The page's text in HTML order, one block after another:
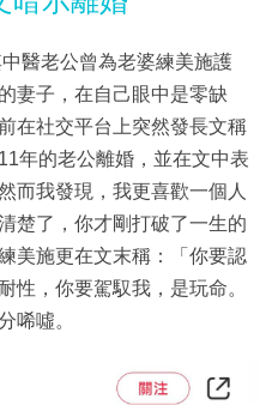
醫老公曾為老婆練美施護
妻子，在自己眼中是零缺
在社交平台上突然發長文稱
年的老公離婚，並在文中表
而我發現，我更喜歡一個人
楚了，你才剛打破了一生的
美施更在文末稱：「你要認
性，你要駕馭我，是玩命。
唏噓。